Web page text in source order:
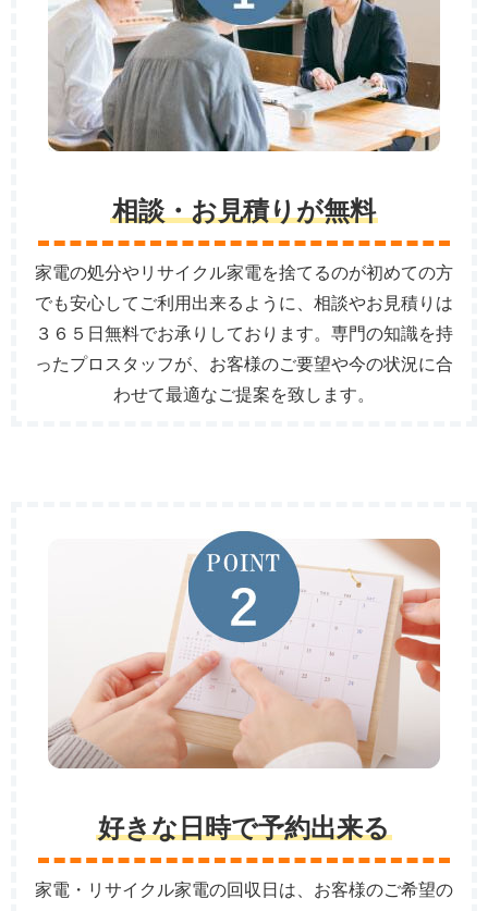
相談・お見積りが無料
家電の処分やリサイクル家電を捨てるのが初めての方
でも安心してご利用出来るように、相談やお見積りは
３６５日無料でお承りしております。専門の知識を持
ったプロスタッフが、お客様のご要望や今の状況に合
わせて最適なご提案を致します。
好きな日時で予約出来る
家電・リサイクル家電の回収日は、お客様のご希望の